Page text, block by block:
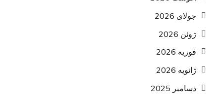
جولای 2026
ژوئن 2026
فوریه 2026
ژانویه 2026
دسامبر 2025